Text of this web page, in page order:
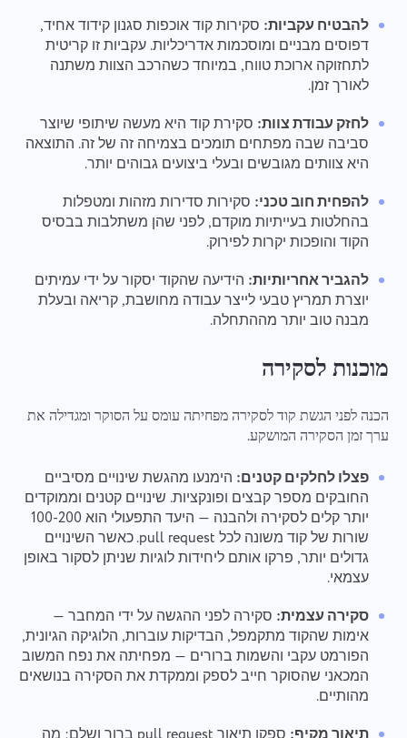
להבטיח עקביות: סקירות קוד אוכפות סגנון קידוד אחיד,
דפוסים מבניים ומוסכמות אדריכליות. עקביות זו קריטית
לתחזוקה ארוכת טווח, במיוחד כשהרכב הצוות משתנה
לאורך זמן.
לחזק עבודת צוות: סקירת קוד היא מעשה שיתופי שיוצר
סביבה שבה מפתחים תומכים בצמיחה זה של זה. התוצאה
היא צוותים מגובשים ובעלי ביצועים גבוהים יותר.
להפחית חוב טכני: סקירות סדירות מזהות ומטפלות
בהחלטות בעייתיות מוקדם, לפני שהן משתלבות בבסיס
הקוד והופכות יקרות לפירוק.
להגביר אחריותיות: הידיעה שהקוד יסקור על ידי עמיתים
יוצרת תמריץ טבעי לייצר עבודה מחושבת, קריאה ובעלת
מבנה טוב יותר מההתחלה.
מוכנות לסקירה
הכנה לפני הגשת קוד לסקירה מפחיתה עומס על הסוקר ומגדילה את
ערך זמן הסקירה המושקע.
פצלו לחלקים קטנים: הימנעו מהגשת שינויים מסיביים
החובקים מספר קבצים ופונקציות. שינויים קטנים וממוקדים
יותר קלים לסקירה ולהבנה — היעד התפעולי הוא 100-200
שורות של קוד משונה לכל pull request. כאשר השינויים
גדולים יותר, פרקו אותם ליחידות לוגיות שניתן לסקור באופן
עצמאי.
סקירה עצמית: סקירה לפני ההגשה על ידי המחבר —
אימות שהקוד מתקמפל, הבדיקות עוברות, הלוגיקה הגיונית,
הפורמט עקבי והשמות ברורים — מפחיתה את נפח המשוב
המכאני שהסוקר חייב לספק וממקדת את הסקירה בנושאים
מהותיים.